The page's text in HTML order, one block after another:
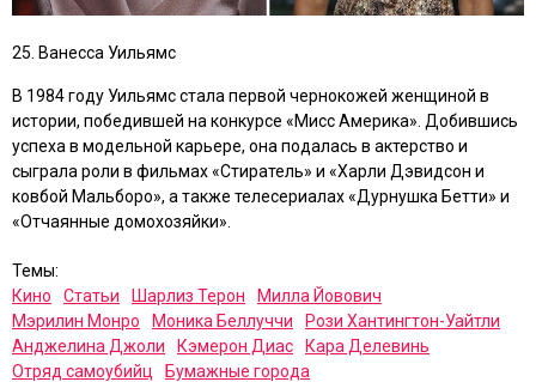
25. Ванесса Уильямс
В 1984 году Уильямс стала первой чернокожей женщиной в
истории, победившей на конкурсе «Мисс Америка». Добившись
успеха в модельной карьере, она подалась в актерство и
сыграла роли в фильмах«Стиратель» и «Харли Дэвидсон и
ковбой Мальборо», а также телесериалах«Дурнушка Бетти» и
«Отчаянные домохозяйки»
Темы:
Кино
Статьи Шарлиз Терон
Милла Йовович
Мэрилин Монро
Моника Беллуччи
Рози Хантингтон-Уайтли
Анджелина Джоли
Кэмерон Диас
Кара Делевинь
Отряд самоубийц
Бумажные города